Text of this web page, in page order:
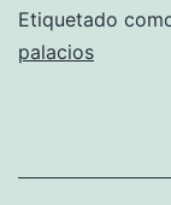
Etiquetado
palacios